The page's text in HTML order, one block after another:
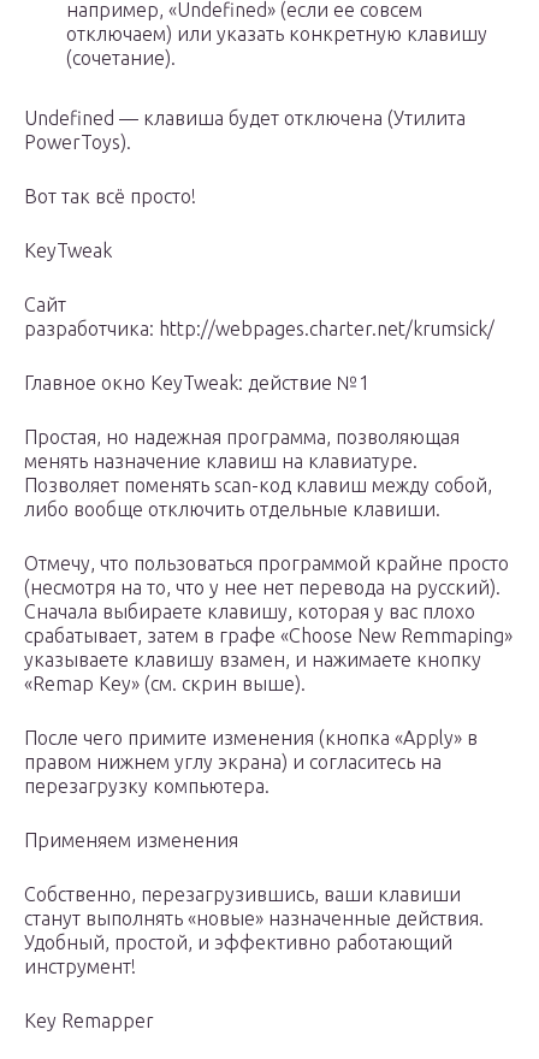
например, «Undefined» (если ее совсем
отключаем) или указать конкретную клавишу
(сочетание).
Undefined — клавиша будет отключена (Утилита
PowerToys).
Вот так всё просто!
KeyTweak
Сайт
разработчика: http://webpages.charter.net/krumsick/
Главное окно KeyTweak: действие №1
Простая, но надежная программа, позволяющая
менять назначение клавиш на клавиатуре.
Позволяет поменять scan-код клавиш между собой,
либо вообще отключить отдельные клавиши.
Отмечу, что пользоваться программой крайне просто
(несмотря на то, что у нее нет перевода на русский).
Сначала выбираете клавишу, которая у вас плохо
срабатывает, затем в графе «Choose New Remmaping»
указываете клавишу взамен, и нажимаете кнопку
«Remap Key» (см. скрин выше).
После чего примите изменения (кнопка «Apply» в
правом нижнем углу экрана) и согласитесь на
перезагрузку компьютера.
Применяем изменения
Собственно, перезагрузившись, ваши клавиши
станут выполнять «новые» назначенные действия.
Удобный, простой, и эффективно работающий
инструмент!
Key Remapper